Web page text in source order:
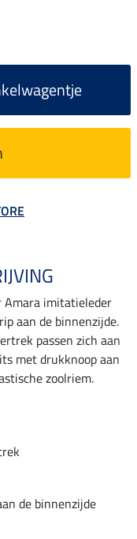
Amara imitatieleder
aan de binnenzijde.
passen zich aan
met drukknoop aan
zoolriem.
de binnenzijde